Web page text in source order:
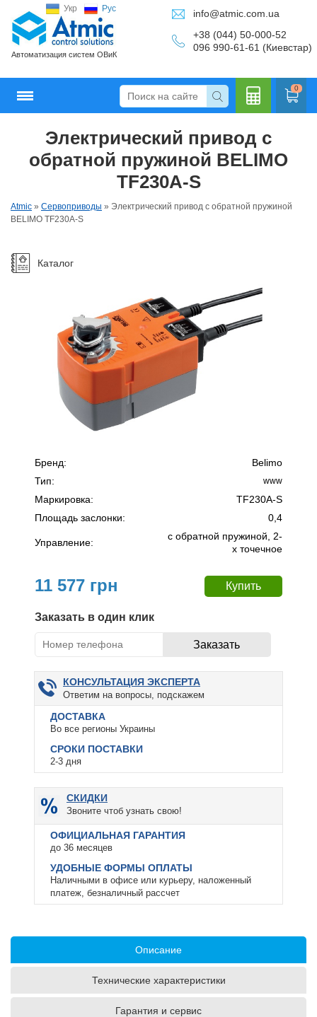
Укр Рус
Автоматизация систем ОВиК
info@atmic.com.ua
+38 (044) 50-000-52
096 990-61-61 (Киевстар)
0
Кальку
Электрический привод с
обратной пружиной BELIMO
TF230А-S
Atmic » Сервоприводы » Электрический привод с обратной пружиной
BELIMO TF230А-S
Каталог
Бренд:
Belimo
Тип:
www
Маркировка:
TF230А-S
Площадь заслонки:
0,4
Управление:
c обратной пружиной, 2-
х точечное
11 577 грн
Заказать в один клик
КОНСУЛЬТАЦИЯ ЭКСПЕРТА
Ответим на вопросы, подскажем
ДОСТАВКА
Во все регионы Украины
СРОКИ ПОСТАВКИ
2-3 дня
СКИДКИ
Звоните чтоб узнать свою!
ОФИЦИАЛЬНАЯ ГАРАНТИЯ
до 36 месяцев
УДОБНЫЕ ФОРМЫ ОПЛАТЫ
Наличными в офисе или курьеру, наложенный
платеж, безналичный рассчет
Описание
Технические характеристики
Гарантия и сервис